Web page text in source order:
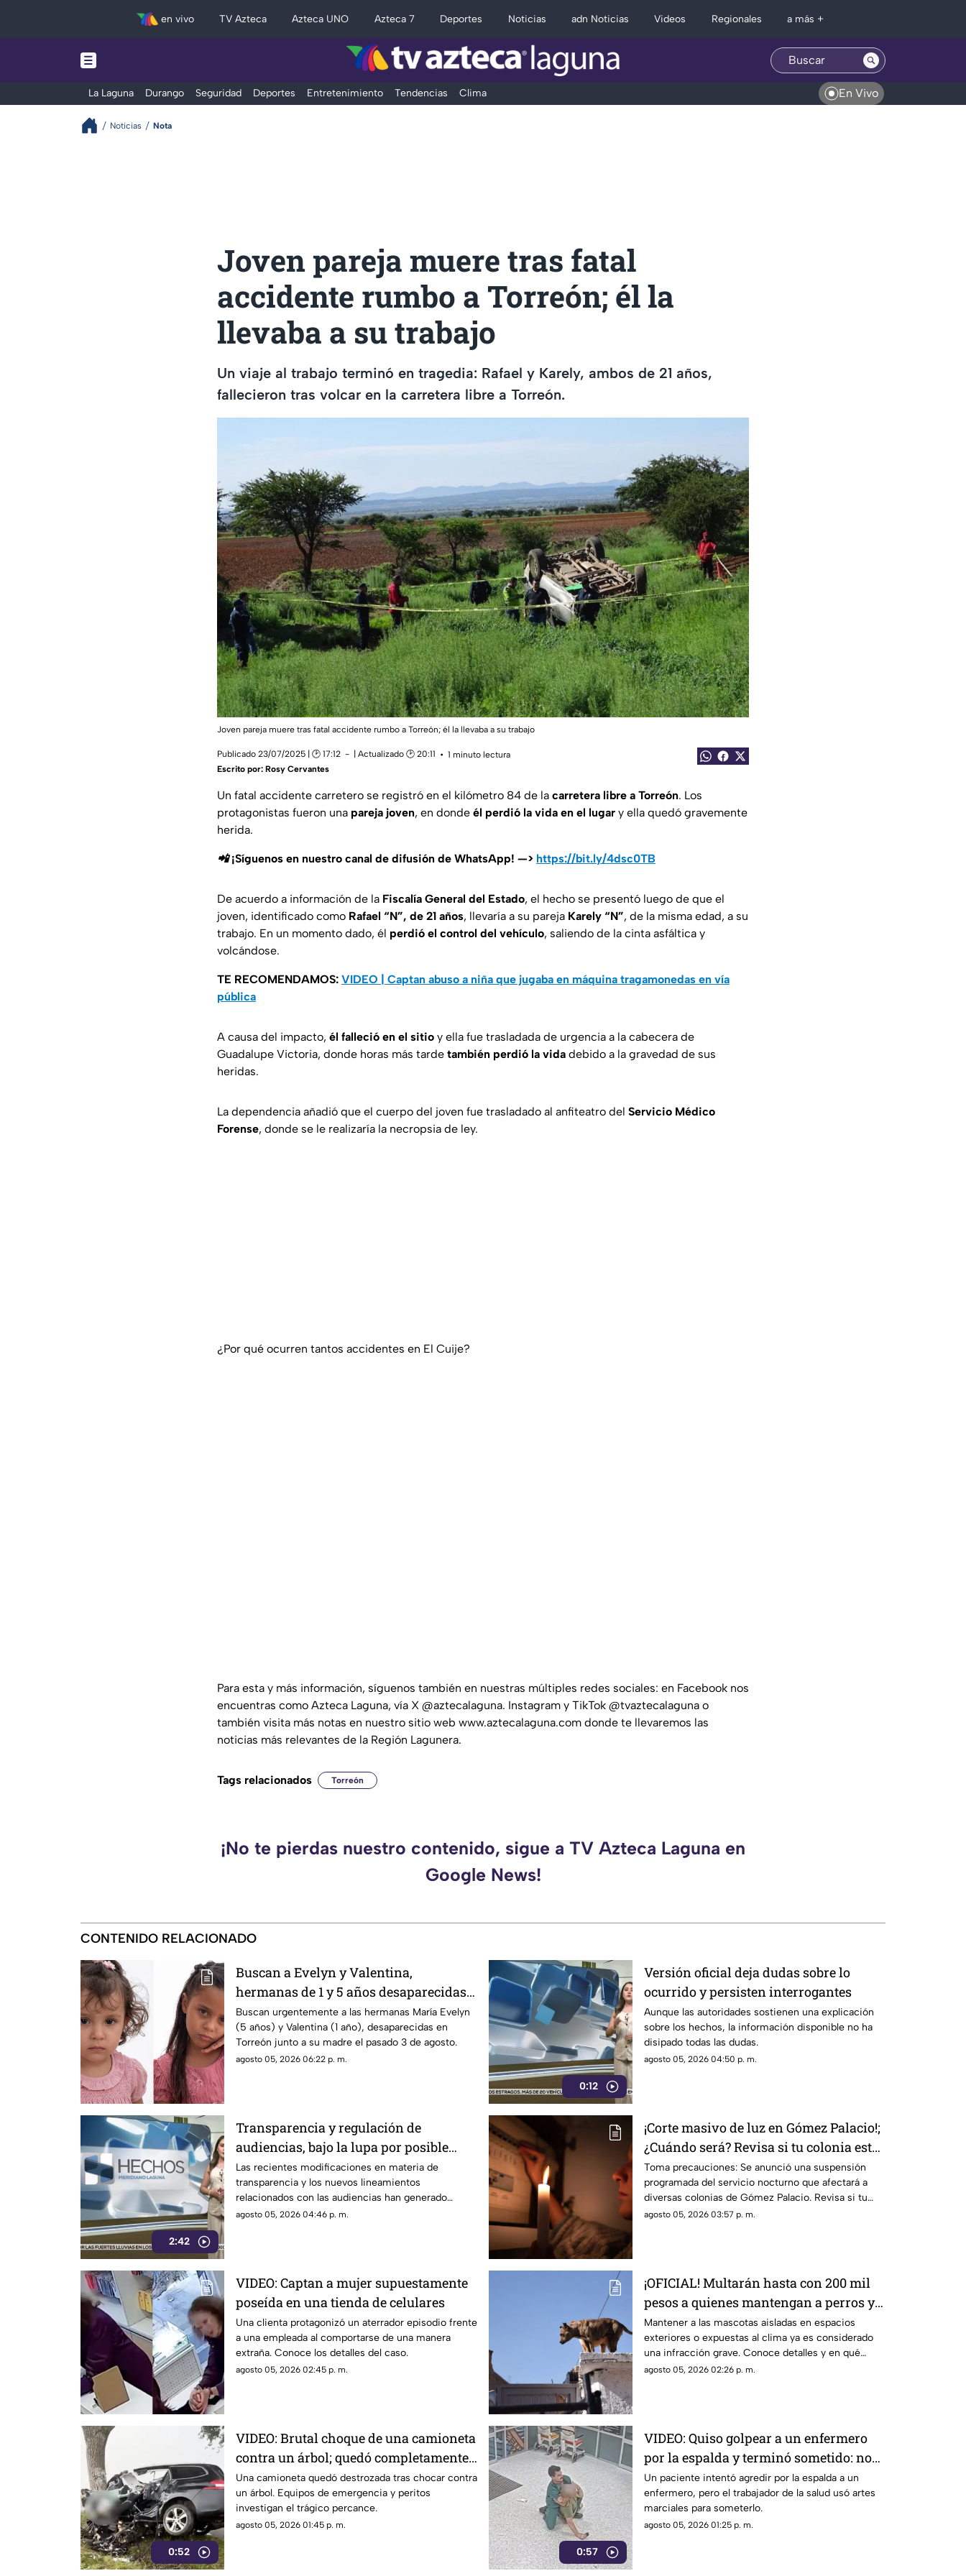
en vivo TV Azteca Azteca UNO Azteca 7 Deportes Noticias adn Noticias Videos Regionales a más +
La Laguna Durango Seguridad Deportes Entretenimiento Tendencias Clima En Vivo
Noticias Nota
Joven pareja muere tras fatal
accidente rumbo a Torreón; él la
llevaba a su trabajo
Un viaje al trabajo terminó en tragedia: Rafael y Karely, ambos de 21 años,
fallecieron tras volcar en la carretera libre a Torreón.
Joven pareja muere tras fatal accidente rumbo a Torreón; él la llevaba a su trabajo
Publicado 23/07/2025 | 🕑 17:12 | Actualizado 🕑 20:11
1 minuto lectura
Escrito por: Rosy Cervantes
Un fatal accidente carretero se registró en el kilómetro 84 de la carretera libre a Torreón. Los
protagonistas fueron una pareja joven, en donde él perdió la vida en el lugar y ella quedó gravemente
herida.
📲 ¡Síguenos en nuestro canal de difusión de WhatsApp! —> https://bit.ly/4dsc0TB
De acuerdo a información de la Fiscalía General del Estado, el hecho se presentó luego de que el
joven, identificado como Rafael “N”, de 21 años, llevaría a su pareja Karely “N”, de la misma edad, a su
trabajo. En un momento dado, él perdió el control del vehículo, saliendo de la cinta asfáltica y
volcándose.
TE RECOMENDAMOS: VIDEO | Captan abuso a niña que jugaba en máquina tragamonedas en vía
pública
A causa del impacto, él falleció en el sitio y ella fue trasladada de urgencia a la cabecera de
Guadalupe Victoria, donde horas más tarde también perdió la vida debido a la gravedad de sus
heridas.
La dependencia añadió que el cuerpo del joven fue trasladado al anfiteatro del Servicio Médico
Forense, donde se le realizaría la necropsia de ley.
¿Por qué ocurren tantos accidentes en El Cuije?
Para esta y más información, síguenos también en nuestras múltiples redes sociales: en Facebook nos
encuentras como Azteca Laguna, vía X @aztecalaguna. Instagram y TikTok @tvaztecalaguna o
también visita más notas en nuestro sitio web www.aztecalaguna.com donde te llevaremos las
noticias más relevantes de la Región Lagunera.
Tags relacionados Torreón
¡No te pierdas nuestro contenido, sigue a TV Azteca Laguna en
Google News!
CONTENIDO RELACIONADO
Buscan a Evelyn y Valentina,
hermanas de 1 y 5 años desaparecidas
en Torreón
Buscan urgentemente a las hermanas María Evelyn
(5 años) y Valentina (1 año), desaparecidas en
Torreón junto a su madre el pasado 3 de agosto.
agosto 05, 2026 06:22 p. m.
0:12
Versión oficial deja dudas sobre lo
ocurrido y persisten interrogantes
Aunque las autoridades sostienen una explicación
sobre los hechos, la información disponible no ha
disipado todas las dudas.
agosto 05, 2026 04:50 p. m.
2:42
Transparencia y regulación de
audiencias, bajo la lupa por posible
control de la información
Las recientes modificaciones en materia de
transparencia y los nuevos lineamientos
relacionados con las audiencias han generado
cuestionamientos por un posible control de la
agosto 05, 2026 04:46 p. m.
¡Corte masivo de luz en Gómez Palacio!;
¿Cuándo será? Revisa si tu colonia está
en la lista AQUÍ
Toma precauciones: Se anunció una suspensión
programada del servicio nocturno que afectará a
diversas colonias de Gómez Palacio. Revisa si tu
colonia está en la lista
agosto 05, 2026 03:57 p. m.
VIDEO: Captan a mujer supuestamente
poseída en una tienda de celulares
Una clienta protagonizó un aterrador episodio frente
a una empleada al comportarse de una manera
extraña. Conoce los detalles del caso.
agosto 05, 2026 02:45 p. m.
¡OFICIAL! Multarán hasta con 200 mil
pesos a quienes mantengan a perros y
gatos viviendo en patios o azoteas
Mantener a las mascotas aisladas en espacios
exteriores o expuestas al clima ya es considerado
una infracción grave. Conoce detalles y en qué
casos aplican las sanciones.
agosto 05, 2026 02:26 p. m.
0:52
VIDEO: Brutal choque de una camioneta
contra un árbol; quedó completamente
destruida
Una camioneta quedó destrozada tras chocar contra
un árbol. Equipos de emergencia y peritos
investigan el trágico percance.
agosto 05, 2026 01:45 p. m.
0:57
VIDEO: Quiso golpear a un enfermero
por la espalda y terminó sometido: no
sabía que era experto en artes
marciales
Un paciente intentó agredir por la espalda a un
enfermero, pero el trabajador de la salud usó artes
marciales para someterlo.
agosto 05, 2026 01:25 p. m.